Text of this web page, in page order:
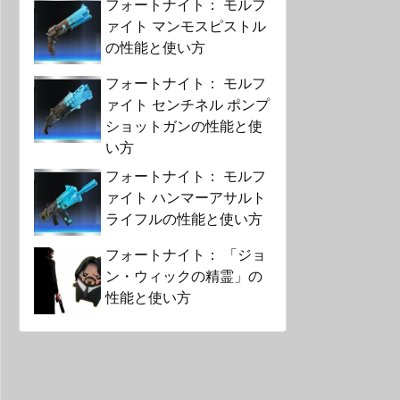
フォートナイト： モルフ
ァイト マンモスピストル
の性能と使い方
フォートナイト： モルフ
ァイト センチネル ポンプ
ショットガンの性能と使
い方
フォートナイト： モルフ
ァイト ハンマーアサルト
ライフルの性能と使い方
フォートナイト： 「ジョ
ン・ウィックの精霊」の
性能と使い方